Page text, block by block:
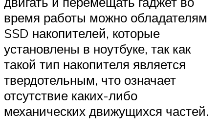
время работы можно обладателям
SSD накопителей, которые
установлены в ноутбуке, так как
такой тип накопителя является
твердотельным, что означает
отсутствие каких-либо
механических движущихся частей.